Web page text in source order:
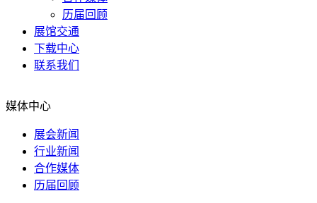
历届回顾
展馆交通
下载中心
联系我们
媒体中心
展会新闻
行业新闻
合作媒体
历届回顾